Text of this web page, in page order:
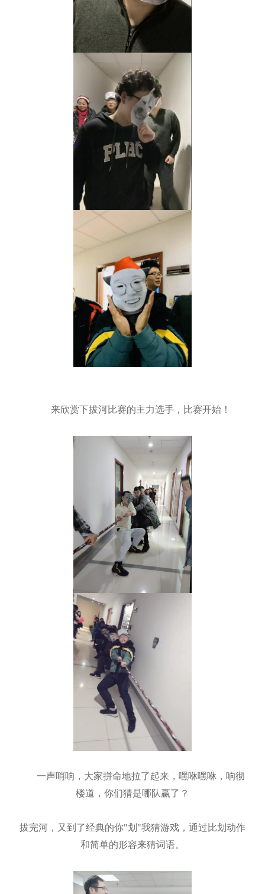
来欣赏下拔河比赛的主力选手，比赛开始！
一声哨响，大家拼命地拉了起来，嘿咻嘿咻，响彻
楼道，你们猜是哪队赢了？
拔完河，又到了经典的你"划"我猜游戏，通过比划动作
和简单的形容来猜词语。